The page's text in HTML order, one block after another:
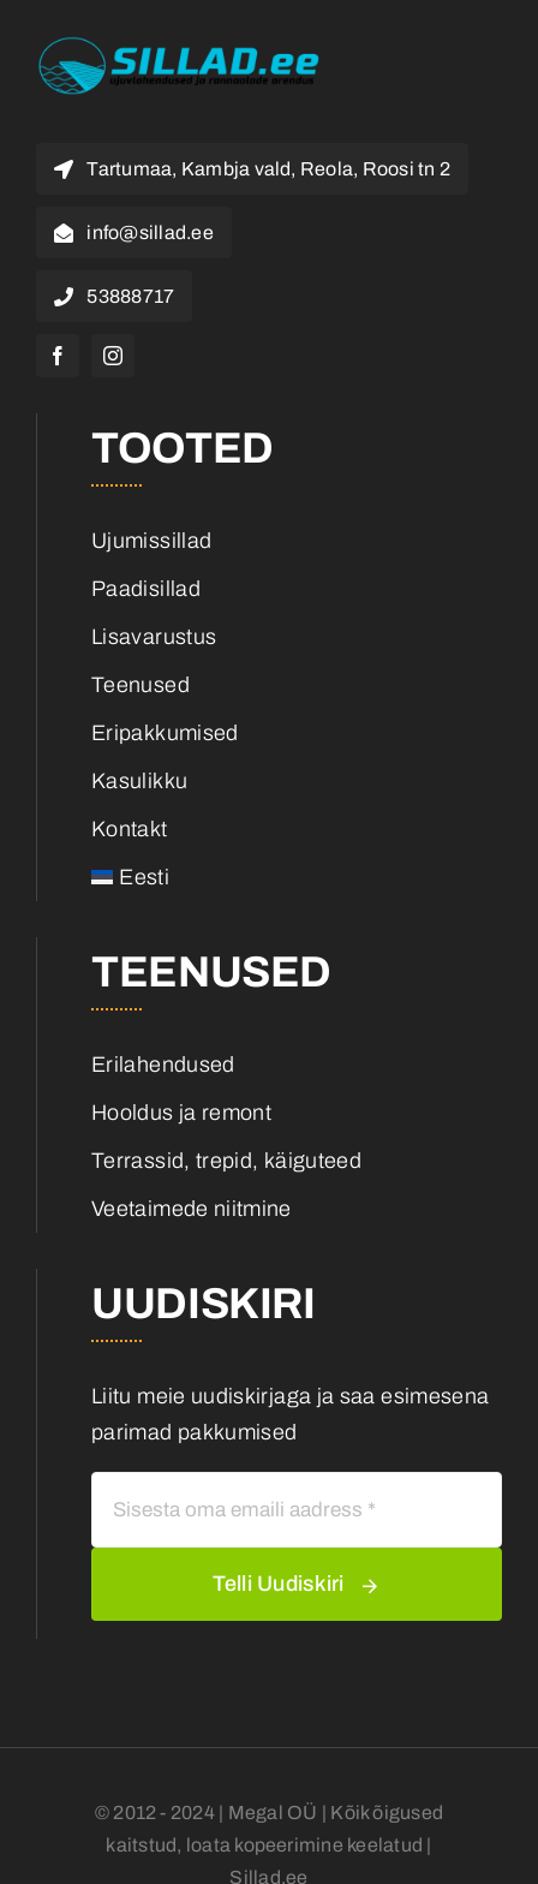
Tartumaa, Kambja vald, Reola, Roosi tn 2
info@sillad.ee
53888717
TOOTED
Ujumissillad
Paadisillad
Lisavarustus
Teenused
Eripakkumised
Kasulikku
Kontakt
Eesti
TEENUSED
Erilahendused
Hooldus ja remont
Terrassid, trepid, käiguteed
Veetaimede niitmine
UUDISKIRI
Liitu meie uudiskirjaga ja saa esimesena
parimad pakkumised
Telli Uudiskiri
© 2012 - 2024 | Megal OÜ | Kõik õigused
kaitstud, loata kopeerimine keelatud |
Sillad.ee